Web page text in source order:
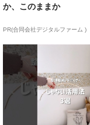
か、このままか
PR(合同会社デジタルファーム )